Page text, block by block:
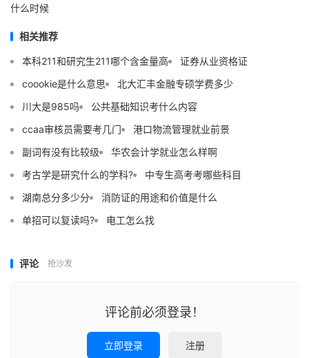
什么时候
相关推荐
本科211和研究生211哪个含金量高
证券从业资格证
coookie是什么意思
北大汇丰金融专硕学费多少
川大是985吗
公共基础知识考什么内容
ccaa审核员需要考几门
港口物流管理就业前景
副词有没有比较级
华农会计学就业怎么样啊
考古学是研究什么的学科?
中专生高考考哪些科目
湖南总分多少分
消防证的用途和价值是什么
单招可以复读吗?
电工怎么找
评论 抢沙发
评论前必须登录！
立即登录 注册